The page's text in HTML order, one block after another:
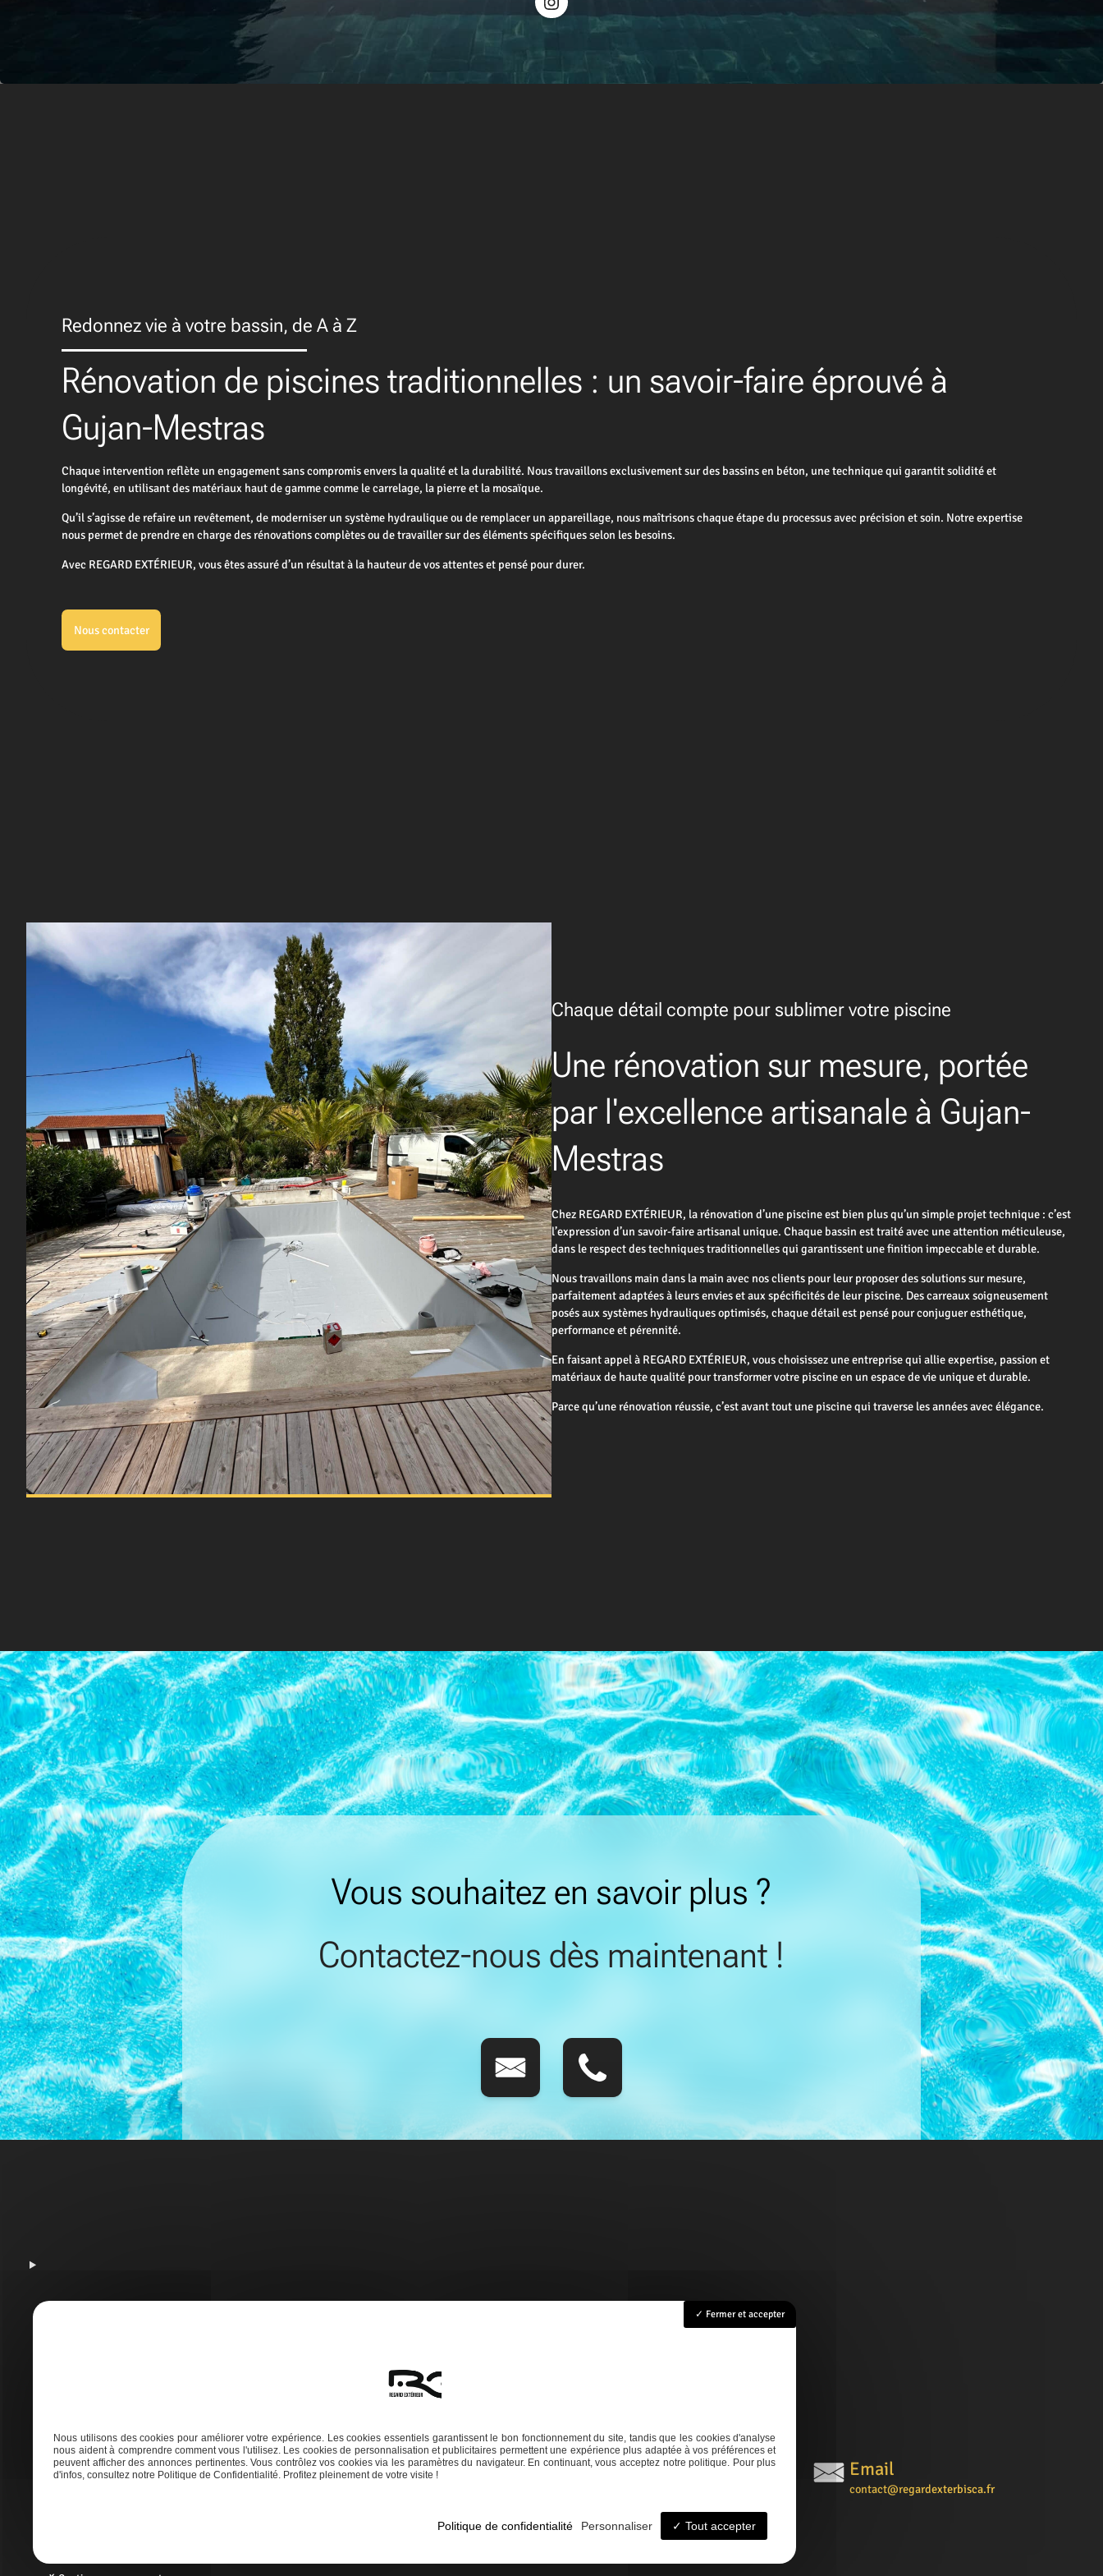
Redonnez vie à votre bassin, de A à Z
Rénovation de piscines traditionnelles : un savoir-faire éprouvé à
Gujan-Mestras
Chaque intervention reflète un engagement sans compromis envers la qualité et la durabilité. Nous travaillons exclusivement sur des bassins en béton, une technique qui garantit solidité et
longévité, en utilisant des matériaux haut de gamme comme le carrelage, la pierre et la mosaïque.
Qu’il s’agisse de refaire un revêtement, de moderniser un système hydraulique ou de remplacer un appareillage, nous maîtrisons chaque étape du processus avec précision et soin. Notre expertise
nous permet de prendre en charge des rénovations complètes ou de travailler sur des éléments spécifiques selon les besoins.
Avec REGARD EXTÉRIEUR, vous êtes assuré d’un résultat à la hauteur de vos attentes et pensé pour durer.
Nous contacter
Chaque détail compte pour sublimer votre piscine
Une rénovation sur mesure, portée
par l'excellence artisanale à Gujan-
Mestras
Chez REGARD EXTÉRIEUR, la rénovation d’une piscine est bien plus qu’un simple projet technique : c’est
l’expression d’un savoir-faire artisanal unique. Chaque bassin est traité avec une attention méticuleuse,
dans le respect des techniques traditionnelles qui garantissent une finition impeccable et durable.
Nous travaillons main dans la main avec nos clients pour leur proposer des solutions sur mesure,
parfaitement adaptées à leurs envies et aux spécificités de leur piscine. Des carreaux soigneusement
posés aux systèmes hydrauliques optimisés, chaque détail est pensé pour conjuguer esthétique,
performance et pérennité.
En faisant appel à REGARD EXTÉRIEUR, vous choisissez une entreprise qui allie expertise, passion et
matériaux de haute qualité pour transformer votre piscine en un espace de vie unique et durable.
Parce qu’une rénovation réussie, c’est avant tout une piscine qui traverse les années avec élégance.
Vous souhaitez en savoir plus ?
Contactez-nous dès maintenant !
AccueilRénovation
Adresse Téléphone Email
contact@regardexterbisca.fr
Fermer et accepter
Nous utilisons des cookies pour améliorer votre expérience. Les cookies essentiels garantissent le bon fonctionnement du site, tandis que les cookies d'analyse
nous aident à comprendre comment vous l'utilisez. Les cookies de personnalisation et publicitaires permettent une expérience plus adaptée à vos préférences et
peuvent afficher des annonces pertinentes. Vous contrôlez vos cookies via les paramètres du navigateur. En continuant, vous acceptez notre politique. Pour plus
d'infos, consultez notre Politique de Confidentialité. Profitez pleinement de votre visite !
Tout accepter
Personnaliser
Politique de confidentialité